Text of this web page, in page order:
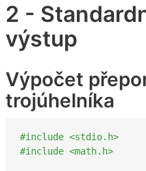
2 -
výstup
Výpočet
trojúhelníka
#include <stdio.h>
#include <math.h>